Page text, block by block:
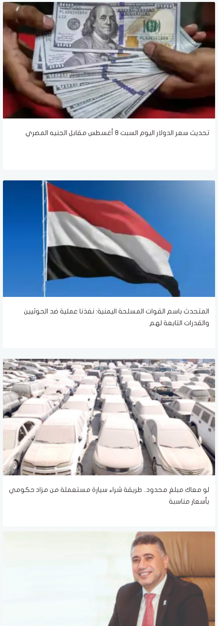
تحديث سعر الدولار اليوم السبت 8 أغسطس مقابل الجنيه المصري
المتحدث باسم القوات المسلحة اليمنية: نفذنا عملية ضد الحوثيين
والقدرات التابعة لهم
لو معاك مبلغ محدود.. طريقة شراء سيارة مستعملة من مزاد حكومي
بأسعار مناسبة